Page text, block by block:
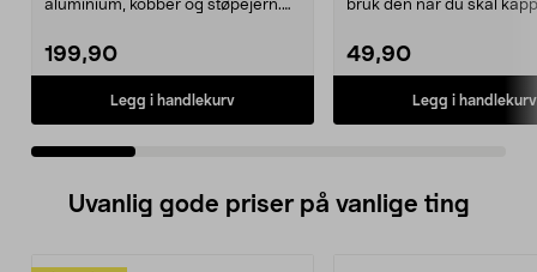
aluminium, kobber og støpejern.
199,90
Legg i handlekurv
bruk den når du skal
49,90
Legg i handlekurv
Uvanlig gode priser på vanlige ting